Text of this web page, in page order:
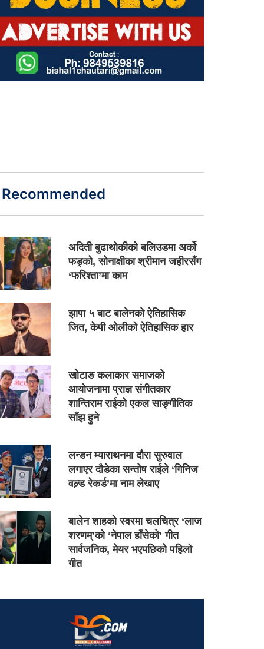
Recommended
अदिती बुढाथोकीको बलिउडमा अर्को
फड्को, सोनाक्षीका श्रीमान जहीरसँग
‘फरिश्ता’मा काम
झापा ५ बाट बालेनको ऐतिहासिक
जित, केपी ओलीको ऐतिहासिक हार
खोटाङ कलाकार समाजको
आयोजनामा प्राज्ञ संगीतकार
शान्तिराम राईको एकल साङ्गीतिक
साँझ हुने
लन्डन म्याराथनमा दौरा सुरुवाल
लगाएर दौडेका सन्तोष राईले ‘गिनिज
वल्र्ड रेकर्ड’मा नाम लेखाए
बालेन शाहको स्वरमा चलचित्र ‘लाज
शरणम्’को ‘नेपाल हाँसेको’ गीत
सार्वजनिक, मेयर भएपछिको पहिलो
गीत